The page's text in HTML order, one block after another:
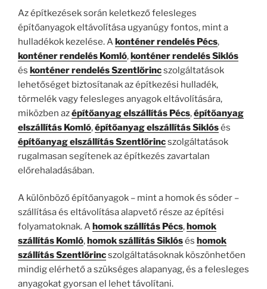
Az építkezések során keletkező felesleges
építőanyagok eltávolítása ugyanúgy fontos, mint a
hulladékok kezelése. Akonténer rendelés Pécs,
konténer rendelés Komló,konténer rendelés Siklós
és konténer rendelés Szentlőrincszolgáltatások
lehetőséget biztosítanak az építkezési hulladék,
törmelék vagy felesleges anyagok eltávolítására,
miközben azépítőanyag elszállítás Pécs,építőanyag
elszállítás Komló,építőanyag elszállítás Siklósés
építőanyag elszállítás Szentlőrincszolgáltatások
rugalmasan segítenek az építkezés zavartalan
előrehaladásában.
A különböző építőanyagok – mint a homok és sóder –
szállítása és eltávolítása alapvető része az építési
folyamatoknak. A homok szállítás Pécs, homok
szállítás Komló, homok szállítás Siklósés homok
szállítás Szentlőrincszolgáltatásoknak köszönhetően
mindig elérhető a szükséges alapanyag, és a felesleges
anyagokat gyorsan el lehet távolítani.